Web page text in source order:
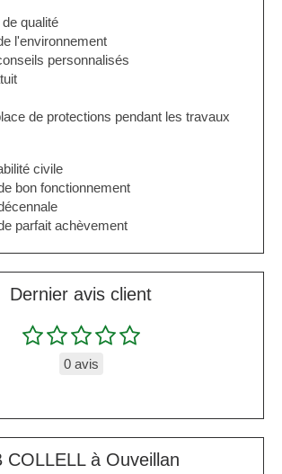
qualité
l'environnement
personnalisés
de protections pendant les travaux
civile
bon fonctionnement
parfait achèvement
Dernier avis client
0 avis
COLLELL à Ouveillan